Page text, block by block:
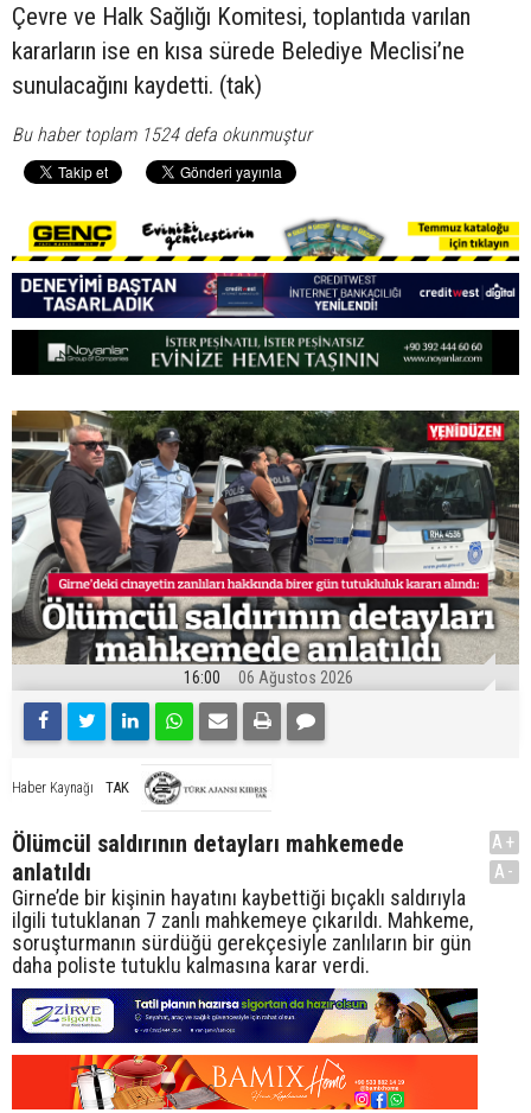
Çevre ve Halk Sağlığı Komitesi, toplantıda varılan
kararların ise en kısa sürede Belediye Meclisi’ne
sunulacağını kaydetti. (tak)
Bu haber toplam 1524 defa okunmuştur
16:00 06 Ağustos 2026
Haber Kaynağı TAK
Ölümcül saldırının detayları mahkemede
anlatıldı
Girne’de bir kişinin hayatını kaybettiği bıçaklı saldırıyla
ilgili tutuklanan 7 zanlı mahkemeye çıkarıldı. Mahkeme,
soruşturmanın sürdüğü gerekçesiyle zanlıların bir gün
daha poliste tutuklu kalmasına karar verdi.
A+
A-